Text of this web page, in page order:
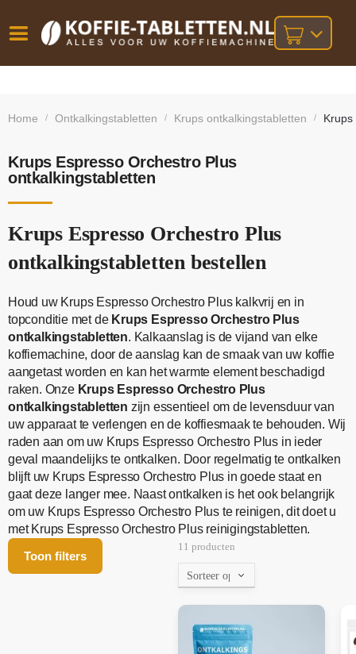
besteld,
bij orders
Home / Ontkalkingstabletten / Krups ontkalkingstabletten /
Krups Espresso Orchestro Plus
ontkalkingstabletten
Krups Espresso Orchestro Plus
ontkalkingstabletten bestellen
Houd uw Krups Espresso Orchestro Plus kalkvrij en in
topconditie met de Krups Espresso Orchestro Plus
ontkalkingstabletten. Kalkaanslag is de vijand van elke
koffiemachine, door de aanslag kan de smaak van uw koffie
aangetast worden en kan het warmte element beschadigd
raken. Onze Krups Espresso Orchestro Plus
ontkalkingstabletten zijn essentieel om de levensduur van
uw apparaat te verlengen en de koffiesmaak te behouden. Wij
raden aan om uw Krups Espresso Orchestro Plus in ieder
geval maandelijks te ontkalken. Door regelmatig te ontkalken
blijft uw Krups Espresso Orchestro Plus in goede staat en
gaat deze langer mee. Naast ontkalken is het ook belangrijk
om uw Krups Espresso Orchestro Plus te reinigen, dit doet u
met Krups Espresso Orchestro Plus reinigingstabletten.
Toon filters
11 producten